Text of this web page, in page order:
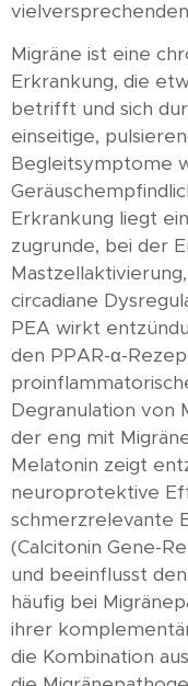
Migräne ist eine
Erkrankung, die
betrifft und sich
einseitige,
Begleitsymptome
Erkrankung liegt
zugrunde, bei der
circadiane
PEA wirkt
den PPAR-α-
Degranulation von
der eng mit
Melatonin zeigt
neuroprotektive
schmerzrelevante
(Calcitonin Gene-
und beeinflusst
häufig bei
ihrer
die Kombination